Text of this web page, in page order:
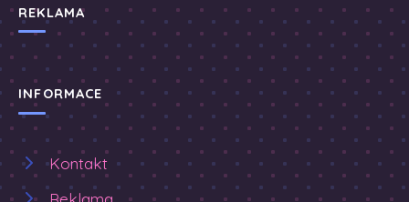
REKLAMA
INFORMACE
Kontakt